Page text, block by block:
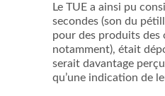
Le TUE a ainsi pu
secondes (son du
pour des produits des
notamment), était
serait davantage
qu’une indication de